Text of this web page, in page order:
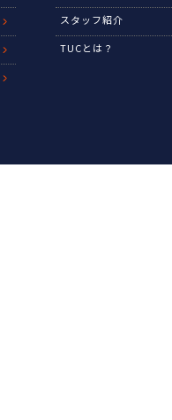
スタッフ紹介
TUCとは？